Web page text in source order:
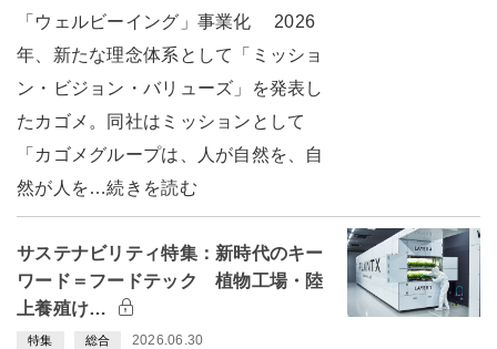
「ウェルビーイング」事業化 2026
年、新たな理念体系として「ミッショ
ン・ビジョン・バリューズ」を発表し
たカゴメ。同社はミッションとして
「カゴメグループは、人が自然を、自
然が人を…続きを読む
サステナビリティ特集：新時代のキー
ワード＝フードテック 植物工場・陸
上養殖け…
特集 総合 2026.06.30